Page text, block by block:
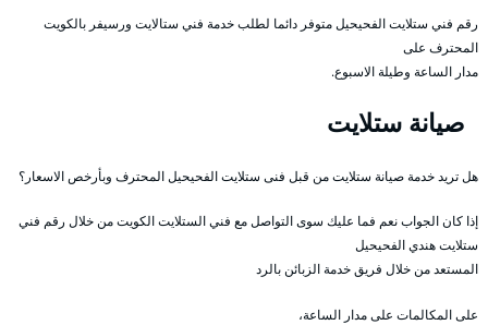
رقم فني ستلايت الفحيحيل متوفر دائما لطلب خدمة فني ستالايت ورسيفر بالكويت
المحترف على
مدار الساعة وطيلة الاسبوع.
صيانة ستلايت
هل تريد خدمة صيانة ستلايت من قبل فنى ستلايت الفحيحيل المحترف وبأرخص الاسعار؟
إذا كان الجواب نعم فما عليك سوى التواصل مع فني الستلايت الكويت من خلال رقم فني
ستلايت هندي الفحيحيل
المستعد من خلال فريق خدمة الزبائن بالرد
على المكالمات على مدار الساعة،